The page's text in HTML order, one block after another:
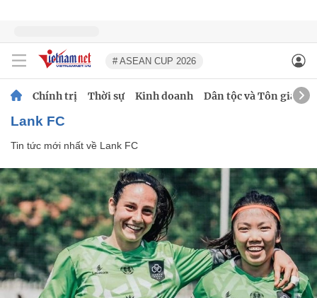
# ASEAN CUP 2026
Chính trị Thời sự Kinh doanh Dân tộc và Tôn giáo
Lank FC
Tin tức mới nhất về Lank FC